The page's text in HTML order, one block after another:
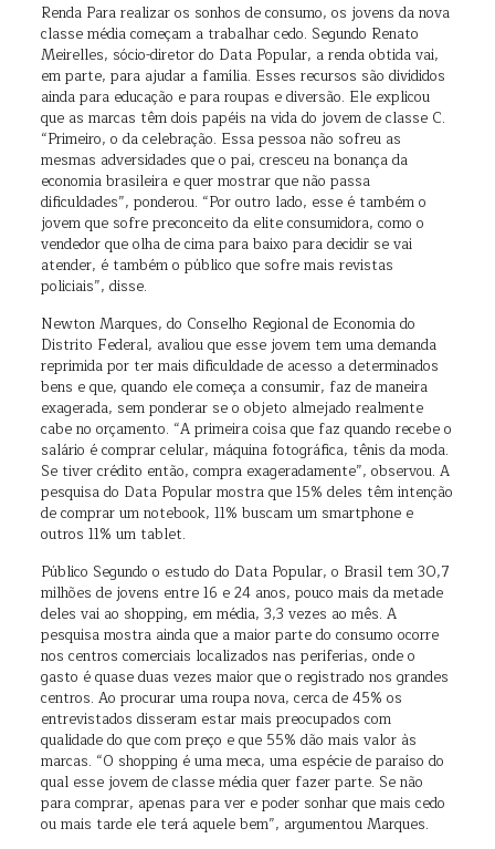
Renda Para realizar os sonhos de consumo, os jovens da nova
classe média começam a trabalhar cedo. Segundo Renato
Meirelles, sócio-diretor do Data Popular, a renda obtida vai,
em parte, para ajudar a família. Esses recursos são divididos
ainda para educação e para roupas e diversão. Ele explicou
que as marcas têm dois papéis na vida do jovem de classe C.
“Primeiro, o da celebração. Essa pessoa não sofreu as
mesmas adversidades que o pai, cresceu na bonança da
economia brasileira e quer mostrar que não passa
dificuldades”, ponderou. “Por outro lado, esse é também o
jovem que sofre preconceito da elite consumidora, como o
vendedor que olha de cima para baixo para decidir se vai
atender, é também o público que sofre mais revistas
policiais”, disse.
Newton Marques, do Conselho Regional de Economia do
Distrito Federal, avaliou que esse jovem tem uma demanda
reprimida por ter mais dificuldade de acesso a determinados
bens e que, quando ele começa a consumir, faz de maneira
exagerada, sem ponderar se o objeto almejado realmente
cabe no orçamento. “A primeira coisa que faz quando recebe o
salário é comprar celular, máquina fotográfica, tênis da moda.
Se tiver crédito então, compra exageradamente”, observou. A
pesquisa do Data Popular mostra que 15% deles têm intenção
de comprar um notebook, 11% buscam um smartphone e
outros 11% um tablet.
Público Segundo o estudo do Data Popular, o Brasil tem 30,7
milhões de jovens entre 16 e 24 anos, pouco mais da metade
deles vai ao shopping, em média, 3,3 vezes ao mês. A
pesquisa mostra ainda que a maior parte do consumo ocorre
nos centros comerciais localizados nas periferias, onde o
gasto é quase duas vezes maior que o registrado nos grandes
centros. Ao procurar uma roupa nova, cerca de 45% os
entrevistados disseram estar mais preocupados com
qualidade do que com preço e que 55% dão mais valor às
marcas. “O shopping é uma meca, uma espécie de paraíso do
qual esse jovem de classe média quer fazer parte. Se não
para comprar, apenas para ver e poder sonhar que mais cedo
ou mais tarde ele terá aquele bem”, argumentou Marques.